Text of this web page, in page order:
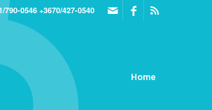
790-0546+3670/427-0540
Home